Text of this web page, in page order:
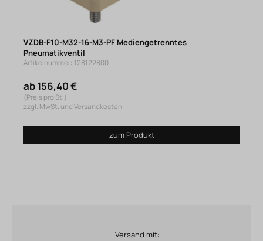
VZDB-F10-M32-16-M3-PF Mediengetrenntes
Pneumatikventil
Artikelnummer: 128122800
ab 156,40 €
(Preis pro St.)
zzgl. MwSt. und Versandkosten
zum Produkt
Versand mit: